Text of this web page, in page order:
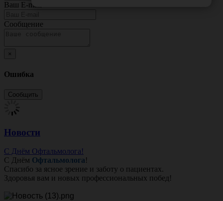
Ваш E-mail
Сообщение
×
Ошибка
Новости
С Днём Офтальмолога!
С Днём Офтальмолога!
Спасибо за ясное зрение и заботу о пациентах.
Здоровья вам и новых профессиональных побед!